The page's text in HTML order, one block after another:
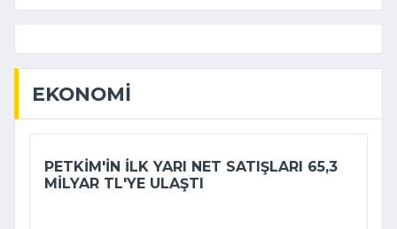
EKONOMI
PETKIM'IN ILK YARI NET SATIŞLARI 65,3
MILYAR TL'YE ULAŞTI